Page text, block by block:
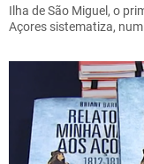
Ilha de São Miguel, o
Açores sistematiza,